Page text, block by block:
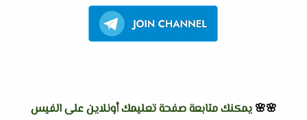
🌸🌸 يمكنك متابعة صفحة تعليمك أونلاين على الفيس